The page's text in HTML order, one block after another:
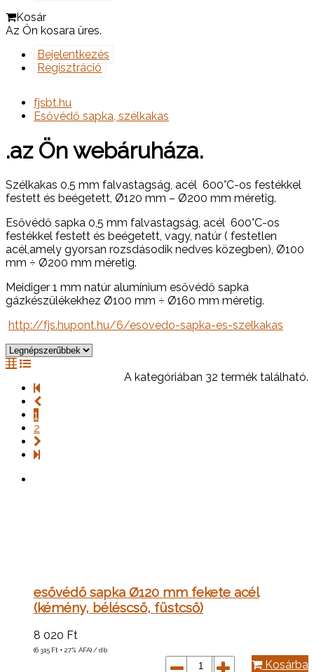
Kosár
Az Ön kosara üres.
Bejelentkezés
Regisztráció
fjsbt.hu
Esővédő sapka, szélkakas
.az Ön webáruháza.
Szélkakas 0,5 mm falvastagság, acél 600°C-os festékkel
festett és beégetett, Ø120 mm – Ø200 mm méretig.
Esővédő sapka 0,5 mm falvastagság, acél 600°C-os
festékkel festett és beégetett, vagy, natúr ( festetlen
acél,amely gyorsan rozsdásodik nedves közegben), Ø100
mm ÷ Ø200 mm méretig.
Meidiger 1 mm natúr alumínium esővédő sapka
gázkészülékekhez Ø100 mm ÷ Ø160 mm méretig.
http://fjs.hupont.hu/6/esovedo-sapka-es-szelkakas
A kategóriában 32 termék található.
1
2
esővédő sapka Ø120 mm fekete acél
(kémény, béléscső, füstcső)
8 020 Ft
(6 315 Ft + 27% ÁFA) / db
Kosárba